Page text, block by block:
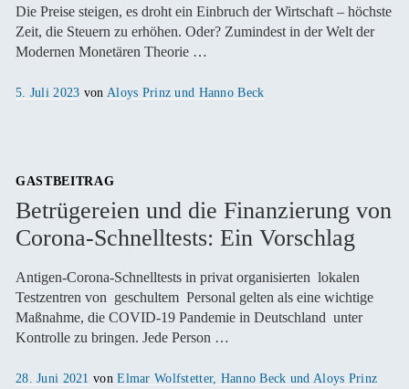
Die Preise steigen, es droht ein Einbruch der Wirtschaft – höchste
Zeit, die Steuern zu erhöhen. Oder? Zumindest in der Welt der
Modernen Monetären Theorie …
Veröffentlicht
5. Juli 2023 von Aloys Prinz und Hanno Beck
GASTBEITRAG
Betrügereien und die Finanzierung von
Corona-Schnelltests: Ein Vorschlag
Antigen-Corona-Schnelltests in privat organisierten lokalen
Testzentren von geschultem Personal gelten als eine wichtige
Maßnahme, die COVID-19 Pandemie in Deutschland unter
Kontrolle zu bringen. Jede Person …
Veröffentlicht
28. Juni 2021 vonElmar Wolfstetter, Hanno Beck und Aloys Prinz